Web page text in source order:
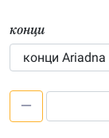
конци